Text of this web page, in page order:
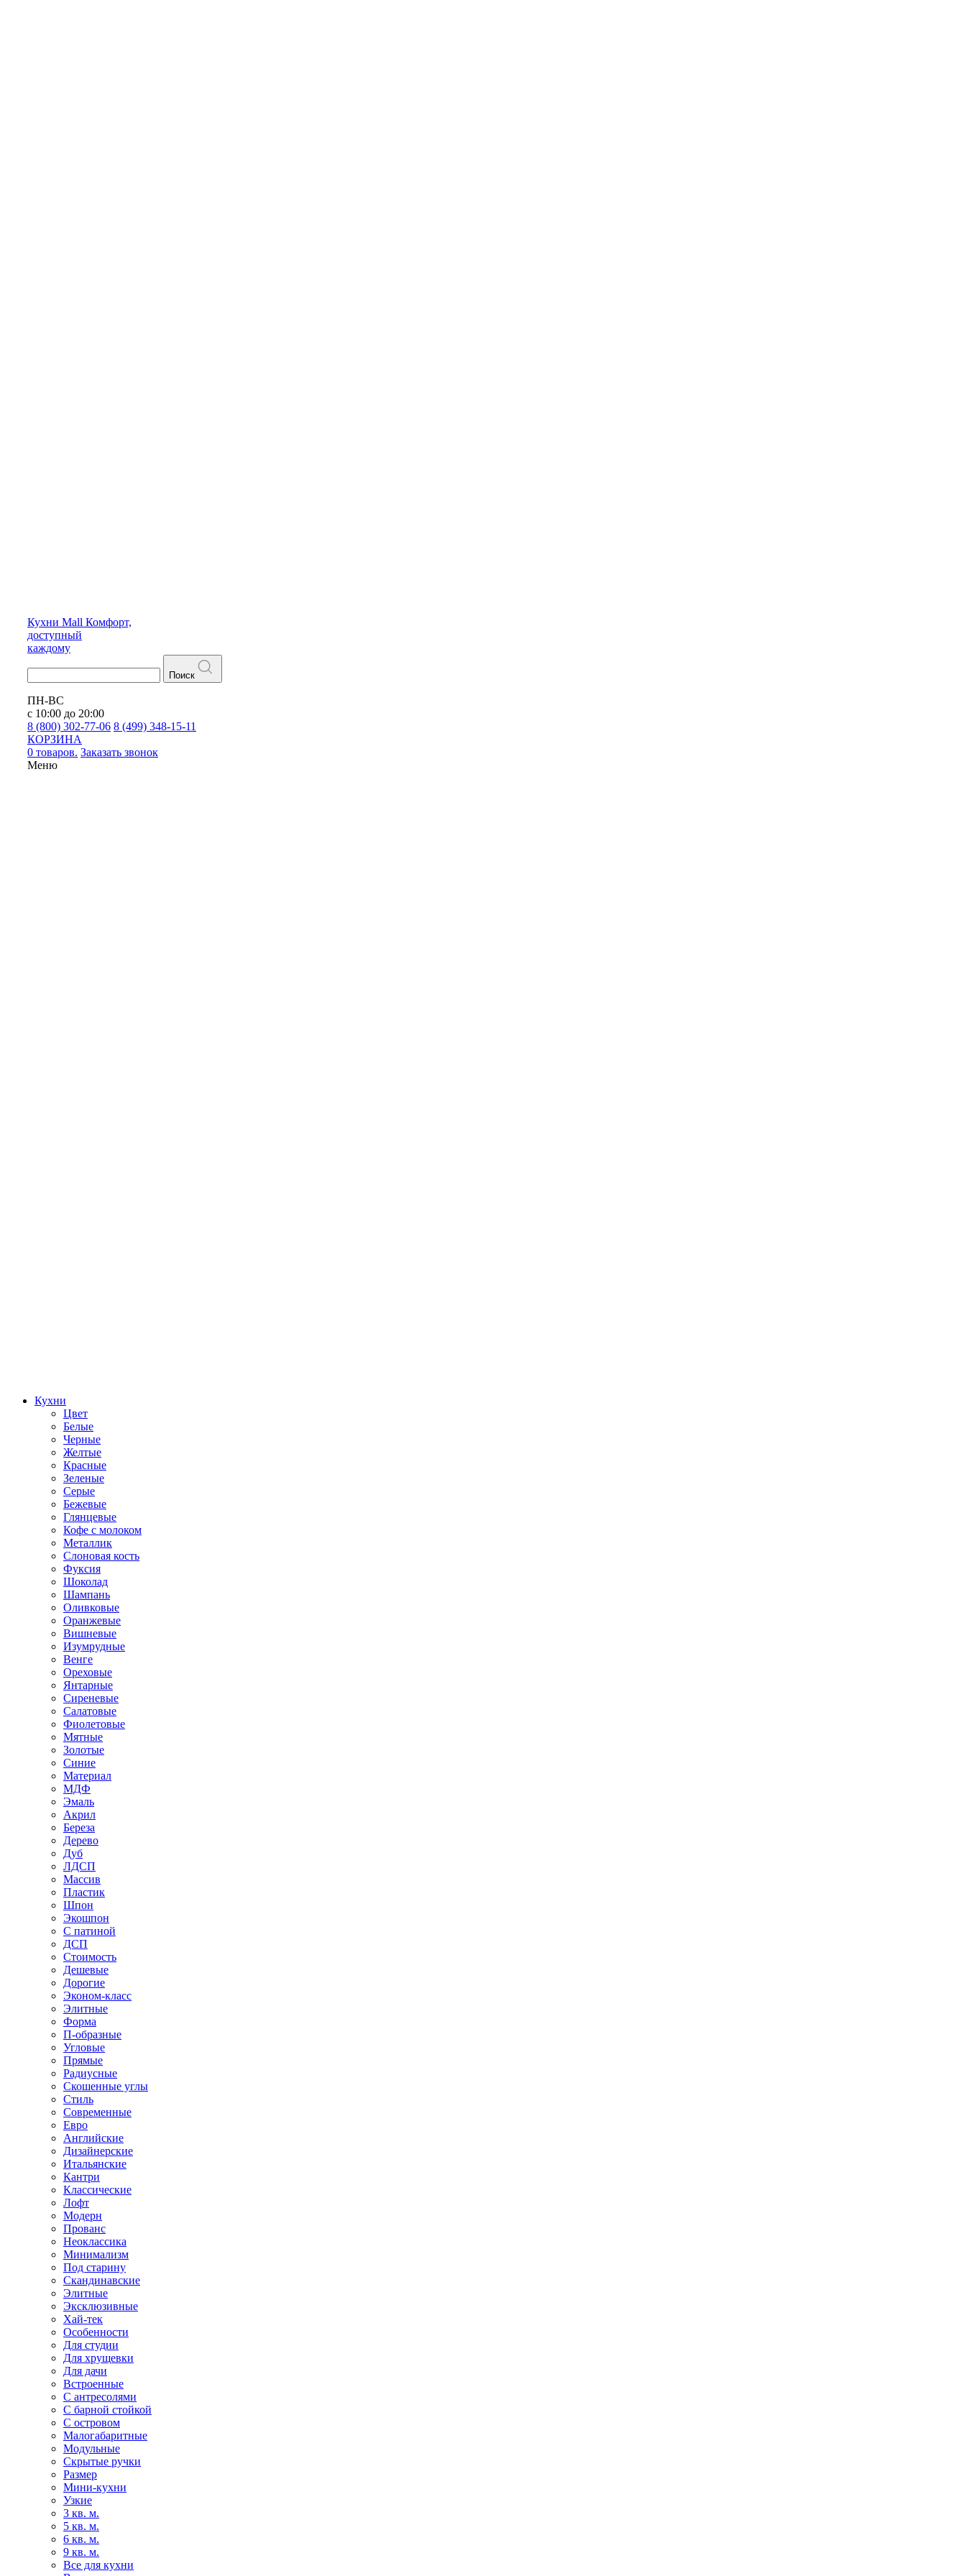
Кухни Mall Комфорт,
доступный
каждому
Поиск
ПН-ВС
с 10:00 до 20:00
8 (800) 302-77-06 8 (499) 348-15-11
КОРЗИНА
0 товаров. Заказать звонок
Меню
Кухни
Цвет
Белые
Черные
Желтые
Красные
Зеленые
Серые
Бежевые
Глянцевые
Кофе с молоком
Металлик
Слоновая кость
Фуксия
Шоколад
Шампань
Оливковые
Оранжевые
Вишневые
Изумрудные
Венге
Ореховые
Янтарные
Сиреневые
Салатовые
Фиолетовые
Мятные
Золотые
Синие
Материал
МДФ
Эмаль
Акрил
Береза
Дерево
Дуб
ЛДСП
Массив
Пластик
Шпон
Экошпон
С патиной
ДСП
Стоимость
Дешевые
Дорогие
Эконом-класс
Элитные
Форма
П-образные
Угловые
Прямые
Радиусные
Скошенные углы
Стиль
Современные
Евро
Английские
Дизайнерские
Итальянские
Кантри
Классические
Лофт
Модерн
Прованс
Неоклассика
Минимализм
Под старину
Скандинавские
Элитные
Эксклюзивные
Хай-тек
Особенности
Для студии
Для хрущевки
Для дачи
Встроенные
С антресолями
С барной стойкой
С островом
Малогабаритные
Модульные
Скрытые ручки
Размер
Мини-кухни
Узкие
3 кв. м.
5 кв. м.
6 кв. м.
9 кв. м.
Все для кухни